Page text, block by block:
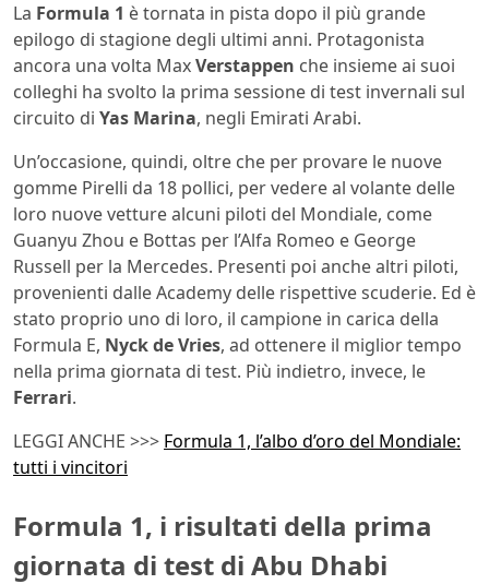
La Formula 1 è tornata in pista dopo il più grande
epilogo di stagione degli ultimi anni. Protagonista
ancora una volta MaxVerstappen che insieme ai suoi
colleghi ha svolto la prima sessione di test invernali sul
circuito di Yas Marina, negli Emirati Arabi.
Un’occasione, quindi, oltre che per provare le nuove
gomme Pirelli da 18 pollici, per vedere al volante delle
loro nuove vetture alcuni piloti del Mondiale, come
Guanyu Zhou e Bottas per l’Alfa Romeo e George
Russell per la Mercedes. Presenti poi anche altri piloti,
provenienti dalle Academy delle rispettive scuderie. Ed è
stato proprio uno di loro, il campione in carica della
Formula E, NyckdeVries, ad ottenere il miglior tempo
nella prima giornata di test. Più indietro, invece, le
Ferrari.
LEGGI ANCHE >>> Formula 1, l’albo d’oro del Mondiale:
tutti i vincitori
Formula 1, i risultati della prima
giornata di test di Abu Dhabi